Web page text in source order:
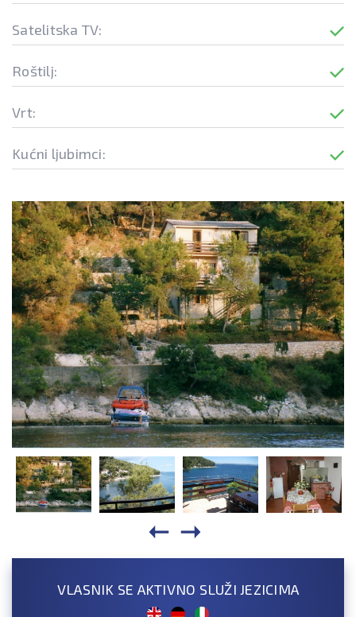
Satelitska TV:
Roštilj:
Vrt:
Kućni ljubimci:
VLASNIK SE AKTIVNO SLUŽI JEZICIMA